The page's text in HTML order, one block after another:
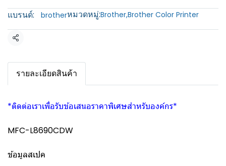
แบรนด์:
brotherหมวดหมู่:Brother,Brother Color Printer
แชร์
รายละเอียดสินค้า
*ติดต่อเราเพื่อรับข้อเสนอราคาพิเศษสำหรับองค์กร*
MFC-L8690CDW
ข้อมูลสเปค